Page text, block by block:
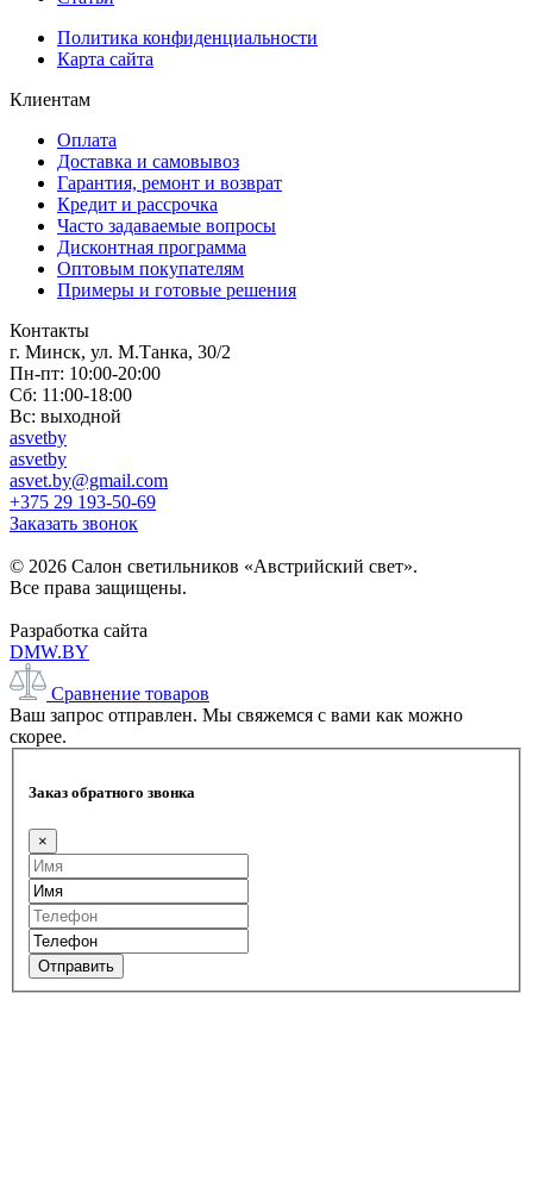
Политика конфиденциальности
Карта сайта
Клиентам
Оплата
Доставка и самовывоз
Гарантия, ремонт и возврат
Кредит и рассрочка
Часто задаваемые вопросы
Дисконтная программа
Оптовым покупателям
Примеры и готовые решения
Контакты
г. Минск, ул. М.Танка, 30/2
Пн-пт: 10:00-20:00
Сб: 11:00-18:00
Вс: выходной
asvetby
asvetby
asvet.by@gmail.com
+375 29 193-50-69
Заказать звонок
© 2026 Салон светильников «Австрийский свет».
Все права защищены.
Разработка сайта
DMW.BY
Сравнение товаров
Ваш запрос отправлен. Мы свяжемся с вами как можно
скорее.
Заказ обратного звонка
×
Отправить